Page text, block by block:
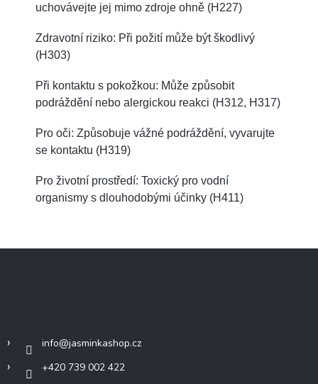
uchovávejte jej mimo zdroje ohně (H227)
Zdravotní riziko: Při požití může být škodlivý
(H303)
Při kontaktu s pokožkou: Může způsobit
podráždění nebo alergickou reakci (H312, H317)
Pro oči: Způsobuje vážné podráždění, vyvarujte
se kontaktu (H319)
Pro životní prostředí: Toxický pro vodní
organismy s dlouhodobými účinky (H411)
info@jasminkashop.cz
+420 739 002 422